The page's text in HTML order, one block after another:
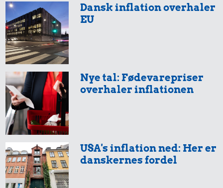
Dansk inflation overhaler
EU
Nye tal: Fødevarepriser
overhaler inflationen
USA's inflation ned: Her er
danskernes fordel